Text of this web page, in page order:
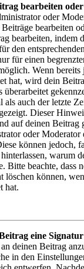
bearbeiten oder
oder
bearbeiten
bearbeiten, indem
den
für einen
Wenn bereits
hat, wird dein
überarbeitet
als auch der letzte
Dieser
auf deinen Beitrag
oder Moderator
können jedoch,
warum
Bitte beachte, dass
löschen können,
hat.
eine
deinen Beitrag
in den